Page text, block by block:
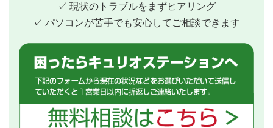
✓ 現状のトラブルをまずヒアリング
✓ パソコンが苦手でも安心してご相談できます